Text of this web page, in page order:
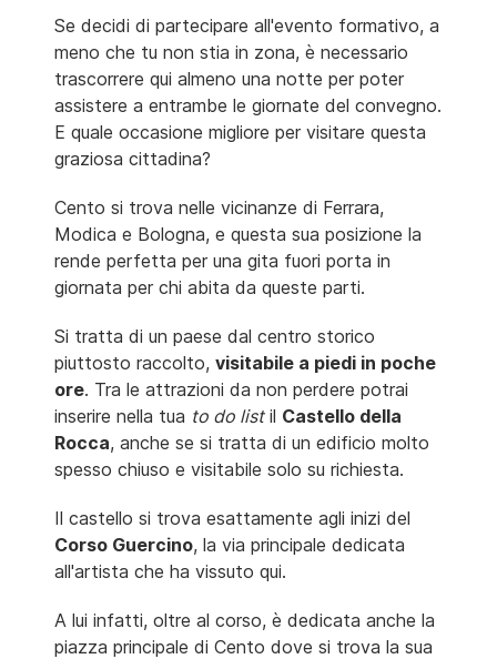
Se decidi di partecipare all'evento formativo, a
meno che tu non stia in zona, è necessario
trascorrere qui almeno una notte per poter
assistere a entrambe le giornate del convegno.
E quale occasione migliore per visitare questa
graziosa cittadina?
Cento si trova nelle vicinanze di Ferrara,
Modica e Bologna, e questa sua posizione la
rende perfetta per una gita fuori porta in
giornata per chi abita da queste parti.
Si tratta di un paese dal centro storico
piuttosto raccolto, visitabile a piedi in poche
ore. Tra le attrazioni da non perdere potrai
inserire nella tua to do listil Castello della
Rocca, anche se si tratta di un edificio molto
spesso chiuso e visitabile solo su richiesta.
Il castello si trova esattamente agli inizi del
Corso Guercino, la via principale dedicata
all'artista che ha vissuto qui.
A lui infatti, oltre al corso, è dedicata anche la
piazza principale di Cento dove si trova la sua